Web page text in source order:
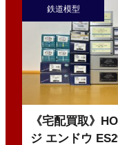
鉄道模型
《宅配買取》
ジ エンドウ